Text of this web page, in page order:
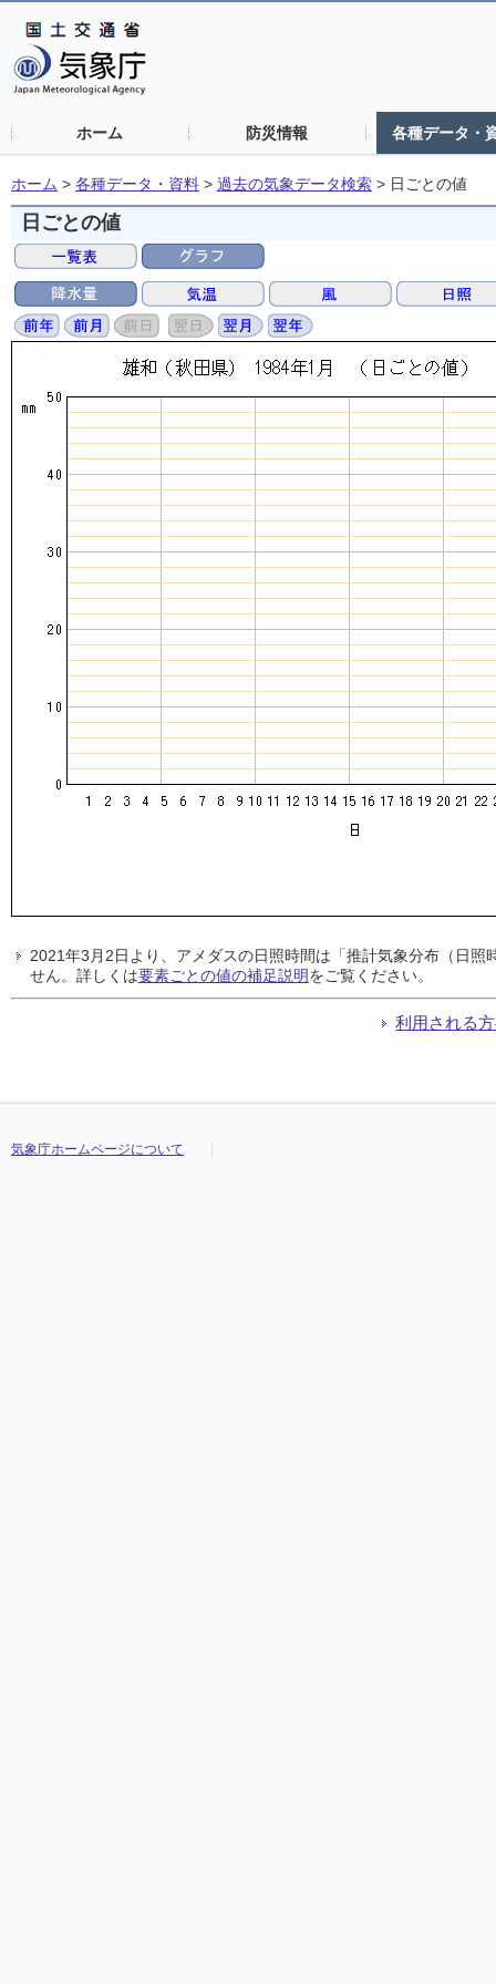
ホーム 防災情報 各種データ・
ホーム > 各種データ・資料 > 過去の気象データ検索 > 日ごとの値
日ごとの値
2021年3月2日より、アメダスの日照時間は「推計気象分布（日
せん。詳しくは要素ごとの値の補足説明をご覧ください。
利用される
気象庁ホームページについて